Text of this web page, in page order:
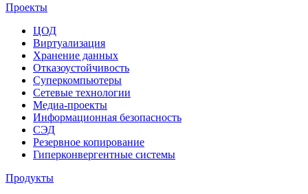
Проекты
ЦОД
Виртуализация
Хранение данных
Отказоустойчивость
Суперкомпьютеры
Сетевые технологии
Медиа-проекты
Информационная безопасность
СЭД
Резервное копирование
Гиперконвергентные системы
Продукты